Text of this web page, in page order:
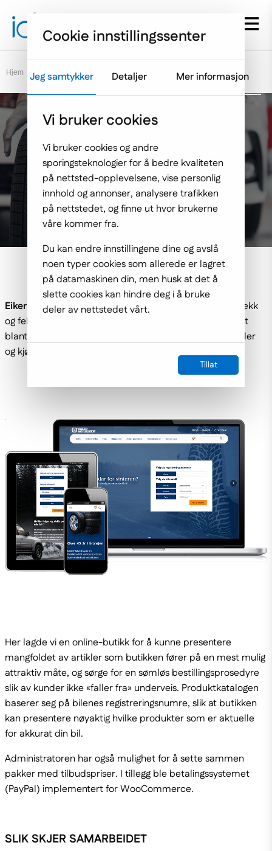
Menu
Hjem Arbeider
Eiker Motorshop
Den skreddersydde web-applikasjonen
Eiker Motorshop er en av Norges største butikker for dekk
og felger. De gjenvinner også dekk, og er ikke minst kjent
blant bilentusiaster for å levere dekk til både veteranbiler
og kjøretøy med andre spesielle behov.
Her lagde vi en online-butikk for å kunne presentere
mangfoldet av artikler som butikken fører på en mest mulig
attraktiv måte, og sørge for en sømløs bestillingsprosedyre
slik av kunder ikke «faller fra» underveis. Produktkatalogen
baserer seg på bilenes registreringsnumre, slik at butikken
kan presentere nøyaktig hvilke produkter som er aktuelle
for akkurat din bil.
Administratoren har også mulighet for å sette sammen
pakker med tilbudspriser. I tillegg ble betalingssystemet
(PayPal) implementert for WooCommerce.
SLIK SKJER SAMARBEIDET
Cookie innstillingssenter
Jeg samtykker Detaljer Mer informasjon
Vi bruker cookies
Vi bruker cookies og andre
sporingsteknologier for å bedre kvaliteten
på nettsted-opplevelsene, vise personlig
innhold og annonser, analysere trafikken
på nettstedet, og finne ut hvor brukerne
våre kommer fra.
Du kan endre innstillingene dine og avslå
noen typer cookies som allerede er lagret
på datamaskinen din, men husk at det å
slette cookies kan hindre deg i å bruke
deler av nettstedet vårt.
Tillat